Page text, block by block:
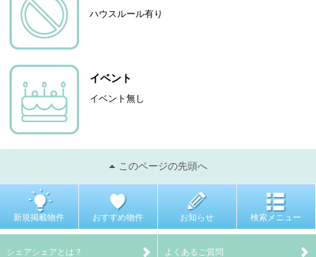
ハウスルール有り
イベント
イベント無し
このページの先頭へ
新規掲載物件 おすすめ物件 お知らせ 検索メニュー
シェアシェアとは？ よくあるご質問